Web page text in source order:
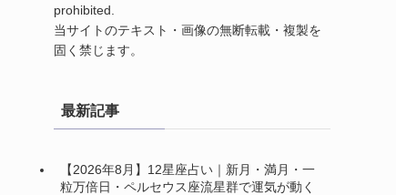
prohibited.
当サイトのテキスト・画像の無断転載・複製を
固く禁じます。
最新記事
【2026年8月】12星座占い｜新月・満月・一
粒万倍日・ペルセウス座流星群で運気が動く